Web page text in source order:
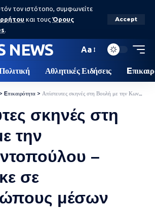
τον ιστότοπο, συμφωνείτε
και τους Όρους
.
Accept
NEWS Aa
Αθλητικές Ειδήσεις
> Eπικαιρότητα > Απίστευτες σκηνές στη Βουλή με την Κωνσταντοπούλου – Επιτέθηκε σε εκπροσώπους μέσων ενημέρωσης, η απάντηση Μαρινάκη VIDEO
σκηνές στη
την
–
σε
μέσων